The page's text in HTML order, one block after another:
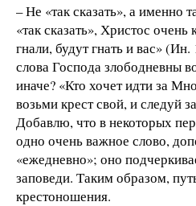
– Не «так сказать», а именно
«так сказать», Христос
гнали, будут гнать и вас»
слова Господа злободневны
иначе? «Кто хочет идти за
возьми крест свой, и следуй
Добавлю, что в некоторых
одно очень важное слово,
«ежедневно»; оно
заповеди. Таким образом,
крестоношения.